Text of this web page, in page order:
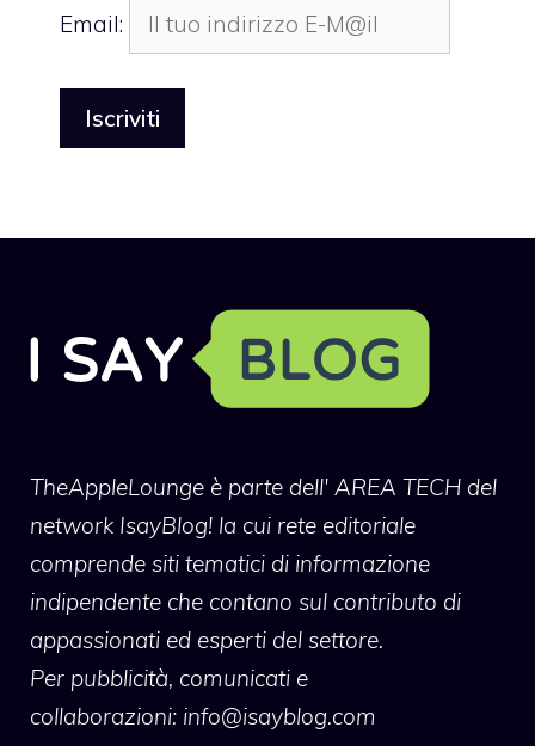
Email:
TheAppleLounge è parte dell' AREA TECH del
network IsayBlog! la cui rete editoriale
comprende siti tematici di informazione
indipendente che contano sul contributo di
appassionati ed esperti del settore.
Per pubblicità, comunicati e
collaborazioni: info@isayblog.com